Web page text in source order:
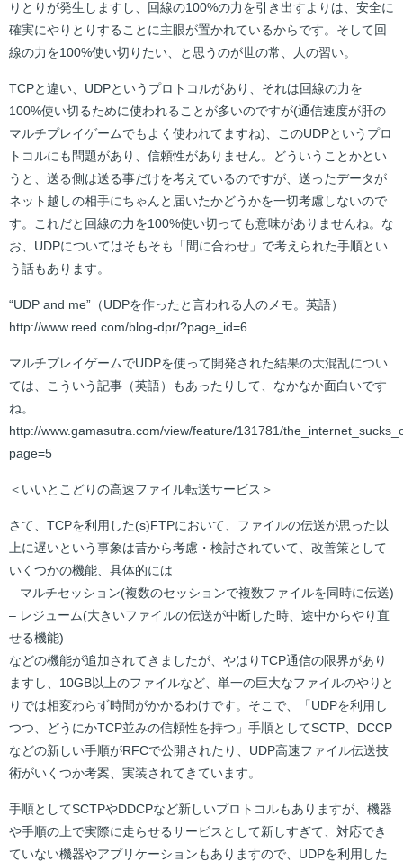
りとりが発生しますし、回線の100%の力を引き出すよりは、安全に
確実にやりとりすることに主眼が置かれているからです。そして回
線の力を100%使い切りたい、と思うのが世の常、人の習い。
TCPと違い、UDPというプロトコルがあり、それは回線の力を
100%使い切るために使われることが多いのですが(通信速度が肝の
マルチプレイゲームでもよく使われてますね)、このUDPというプロ
トコルにも問題があり、信頼性がありません。どういうことかとい
うと、送る側は送る事だけを考えているのですが、送ったデータが
ネット越しの相手にちゃんと届いたかどうかを一切考慮しないので
す。これだと回線の力を100%使い切っても意味がありませんね。な
お、UDPについてはそもそも「間に合わせ」で考えられた手順とい
う話もあります。
“UDP and me”（UDPを作ったと言われる人のメモ。英語）
http://www.reed.com/blog-dpr/?page_id=6
マルチプレイゲームでUDPを使って開発された結果の大混乱につい
ては、こういう記事（英語）もあったりして、なかなか面白いです
ね。
http://www.gamasutra.com/view/feature/131781/
page=5
＜いいとこどりの高速ファイル転送サービス＞
さて、TCPを利用した(s)FTPにおいて、ファイルの伝送が思った以
上に遅いという事象は昔から考慮・検討されていて、改善策として
いくつかの機能、具体的には
– マルチセッション(複数のセッションで複数ファイルを同時に伝送)
– レジューム(大きいファイルの伝送が中断した時、途中からやり直
せる機能)
などの機能が追加されてきましたが、やはりTCP通信の限界があり
ますし、10GB以上のファイルなど、単一の巨大なファイルのやりと
りでは相変わらず時間がかかるわけです。そこで、「UDPを利用し
つつ、どうにかTCP並みの信頼性を持つ」手順としてSCTP、DCCP
などの新しい手順がRFCで公開されたり、UDP高速ファイル伝送技
術がいくつか考案、実装されてきています。
手順としてSCTPやDDCPなど新しいプロトコルもありますが、機器
や手順の上で実際に走らせるサービスとして新しすぎて、対応でき
ていない機器やアプリケーションもありますので、UDPを利用した